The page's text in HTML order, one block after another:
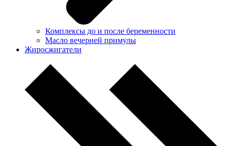
Комплексы до и после беременности
Масло вечерней примулы
Жиросжигатели